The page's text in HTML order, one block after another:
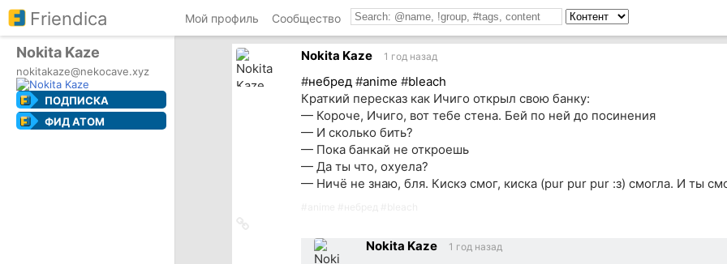
Friendica Мой профиль Сообщество
Nokita Kaze
nokitakaze@nekocave.xyz
ПОДПИСКА
ФИД ATOM
Nokita Kaze 1 год назад
#небред#anime #bleach
Краткий пересказ как Ичиго открыл свою банку:
— Короче, Ичиго, вот тебе стена. Бей по ней до посинения
— И сколько бить?
— Пока банкай не откроешь
— Да ты что, охуела?
— Ничё не знаю, бля. Кискэ смог, киска (pur pur pur :з) смогла. И ты
Nokita Kaze 1 год назад